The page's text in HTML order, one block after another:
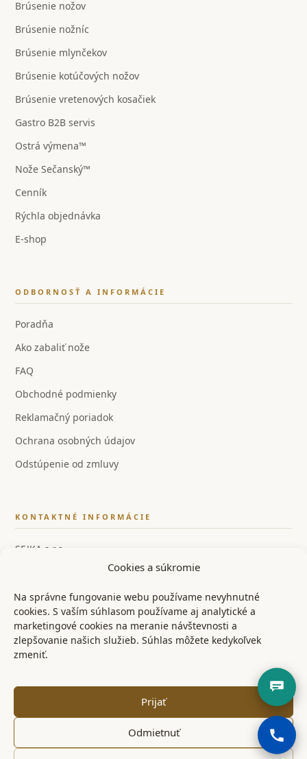
Cookies a súkromie
Na správne fungovanie webu používame nevyhnutné
cookies. S vaším súhlasom používame aj analytické a
marketingové cookies na meranie návštevnosti a
zlepšovanie našich služieb. Súhlas môžete kedykoľvek
zmeniť.
Prijať
Odmietnuť
Brúsenie nožov
Brúsenie nožníc
Brúsenie mlynčekov
Brúsenie kotúčových nožov
Brúsenie vretenových kosačiek
Gastro B2B servis
Ostrá výmena™
Nože Sečanský™
Cenník
Rýchla objednávka
E-shop
ODBORNOSŤ A INFORMÁCIE
Poradňa
Ako zabaliť nože
FAQ
Obchodné podmienky
Reklamačný poriadok
Ochrana osobných údajov
Odstúpenie od zmluvy
KONTAKTNÉ INFORMÁCIE
SEJKA s.r.o.
IČ DPH: SK2122126259
📞 +421 948 528 526
✉ info@ostrenoze.sk
© 2024 OstréNože.sk – Všetky práva vyhradené
REKLAMAČNÝ PORIADOK